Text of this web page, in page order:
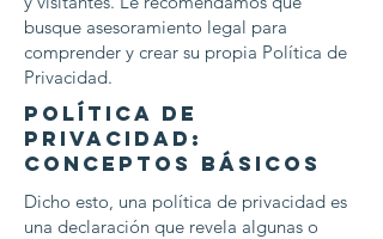
busque asesoramiento legal para
comprender y crear su propia Política de
Privacidad.
Política de
privacidad:
conceptos básicos
Dicho esto, una política de privacidad es
una declaración que revela algunas o